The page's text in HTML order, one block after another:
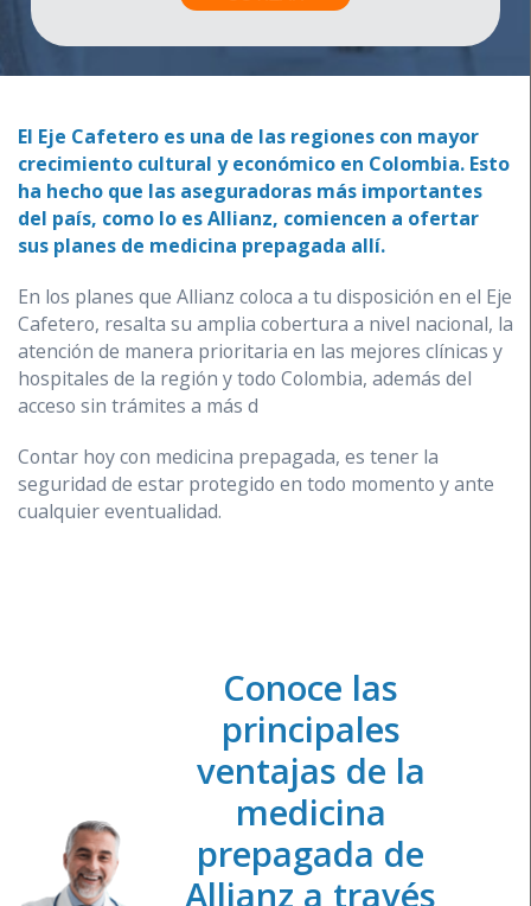
El Eje Cafetero es una de las regiones con mayor
crecimiento cultural y económico en Colombia. Esto
ha hecho que las aseguradoras más importantes
del país, como lo es Allianz, comiencen a ofertar
sus planes de medicina prepagada allí.
En los planes que Allianz coloca a tu disposición en el Eje
Cafetero, resalta su amplia cobertura a nivel nacional, la
atención de manera prioritaria en las mejores clínicas y
hospitales de la región y todo Colombia, además del
acceso sin trámites a más d
Contar hoy con medicina prepagada, es tener la
seguridad de estar protegido en todo momento y ante
cualquier eventualidad.
Conoce las
principales
ventajas de la
medicina
prepagada de
Allianz a través